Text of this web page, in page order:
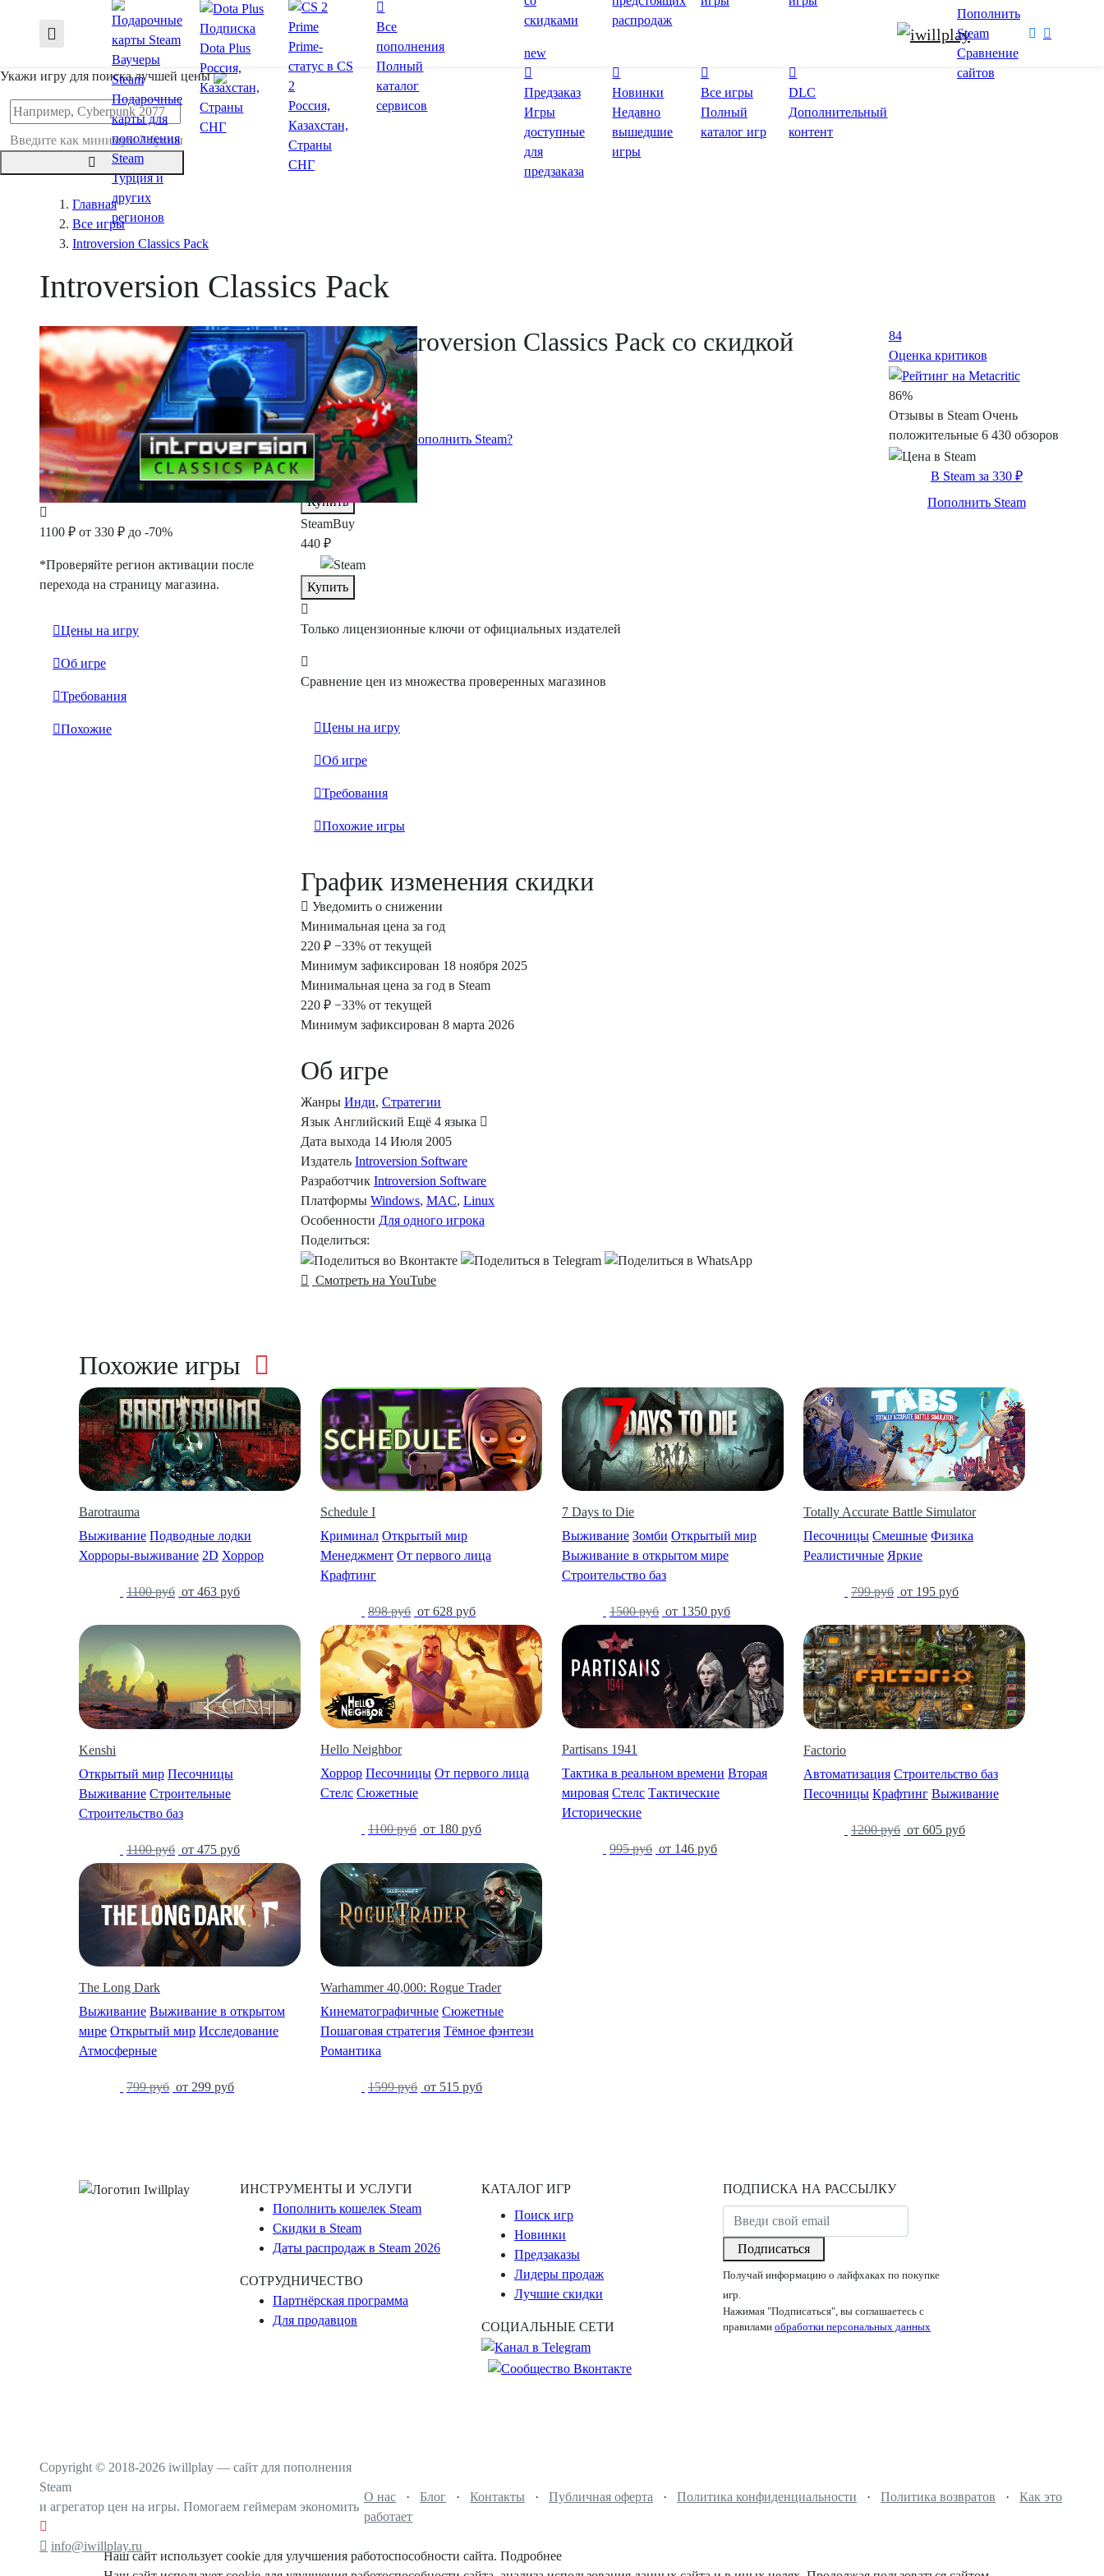
Ваучеры
Steam
Подарочные
карты для
пополнения
Steam
Турция и
других
регионов
Подписка
Dota Plus
Россия,
Казахстан,
Страны
СНГ
Prime-
статус в CS
2
Россия,
Казахстан,
Страны
СНГ
Все
пополнения
Полный
каталог
сервисов
скидками
new
распродаж
Предзаказ
Игры
доступные
для
предзаказа
Новинки
Недавно
вышедшие
игры
Все игры
Полный
каталог игр
DLC
Дополнительный
контент
Пополнить
Steam
Сравнение
сайтов
Укажи игру для поиска лучшей цены
Введите как минимум 2 буквы
Главная
Все игры
Introversion Classics Pack
Introversion Classics Pack
Купить Introversion Classics Pack со скидкой
Все цены
Лаунчеры
Магазины
Steam Лаунчер Как пополнить Steam?
330 ₽
Купить
SteamBuy
440 ₽
Купить
84
Оценка критиков
86%
Отзывы в Steam Очень
положительные 6 430 обзоров
В Steam за 330 ₽
Пополнить Steam
Только лицензионные ключи от официальных издателей
Сравнение цен из множества проверенных магазинов
Цены на игру
Об игре
Требования
Похожие игры
График изменения скидки
Уведомить о снижении
Минимальная цена за год
220 ₽ −33% от текущей
Минимум зафиксирован 18 ноября 2025
Минимальная цена за год в Steam
220 ₽ −33% от текущей
Минимум зафиксирован 8 марта 2026
Об игре
Жанры Инди, Стратегии
Язык Английский Ещё 4 языка
Дата выхода 14 Июля 2005
Издатель Introversion Software
Разработчик Introversion Software
Платформы Windows, MAC, Linux
Особенности Для одного игрока
Поделиться:
Смотреть на YouTube
1100 ₽ от 330 ₽ до -70%
*Проверяйте регион активации после
перехода на страницу магазина.
Цены на игру
Об игре
Требования
Похожие
Похожие игры
Barotrauma
Выживание Подводные лодки
Хорроры-выживание 2D Хоррор
1100 руб от 463 руб
Schedule I
Криминал Открытый мир
Менеджмент От первого лица
Крафтинг
898 руб от 628 руб
7 Days to Die
Выживание Зомби Открытый мир
Выживание в открытом мире
Строительство баз
1500 руб от 1350 руб
Totally Accurate Battle Simulator
Песочницы Смешные Физика
Реалистичные Яркие
799 руб от 195 руб
Kenshi
Открытый мир Песочницы
Выживание Строительные
Строительство баз
1100 руб от 475 руб
Hello Neighbor
Хоррор Песочницы От первого лица
Стелс Сюжетные
1100 руб от 180 руб
Partisans 1941
Тактика в реальном времени Вторая
мировая Стелс Тактические
Исторические
995 руб от 146 руб
Factorio
Автоматизация Строительство баз
Песочницы Крафтинг Выживание
1200 руб от 605 руб
The Long Dark
Выживание Выживание в открытом
мире Открытый мир Исследование
Атмосферные
799 руб от 299 руб
Warhammer 40,000: Rogue Trader
Кинематографичные Сюжетные
Пошаговая стратегия Тёмное фэнтези
Романтика
1599 руб от 515 руб
ИНСТРУМЕНТЫ И УСЛУГИ
Пополнить кошелек Steam
Скидки в Steam
Даты распродаж в Steam 2026
СОТРУДНИЧЕСТВО
Партнёрская программа
Для продавцов
КАТАЛОГ ИГР
Поиск игр
Новинки
Предзаказы
Лидеры продаж
Лучшие скидки
СОЦИАЛЬНЫЕ СЕТИ
ПОДПИСКА НА РАССЫЛКУ
Подписаться
Получай информацию о лайфхаках по покупке
игр.
Нажимая "Подписаться", вы соглашаетесь с
правилами обработки персональных данных
Copyright © 2018-2026 iwillplay — сайт для пополнения
Steam
и агрегатор цен на игры. Помогаем геймерам экономить
info@iwillplay.ru
О нас ·Блог ·Контакты ·Публичная оферта ·Политика конфиденциальности ·Политика возвратов ·Как это
работает
Наш сайт использует cookie для улучшения работоспособности сайта. Подробнее